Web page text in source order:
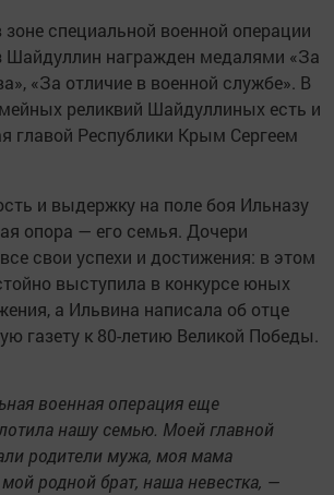
специальной военной операции
Шайдуллин награжден медалями «За
«За отличие в военной службе». В
реликвий Шайдуллиных есть и
главой Республики Крым Сергеем
и выдержку на поле боя Ильназу
опора — его семья. Дочери
свои успехи и достижения: в этом
выступила в конкурсе юных
а Ильвина написала об отце
газету к 80-летию Великой Победы.
военная операция еще
нашу семью. Моей главной
родители мужа, моя мама
мой родной брат, наша невестка, —